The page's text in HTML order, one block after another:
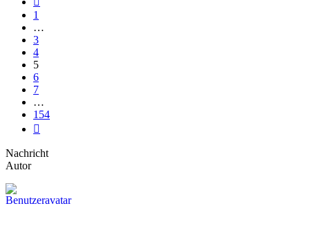
1
…
3
4
5
6
7
…
154
Nachricht
Autor